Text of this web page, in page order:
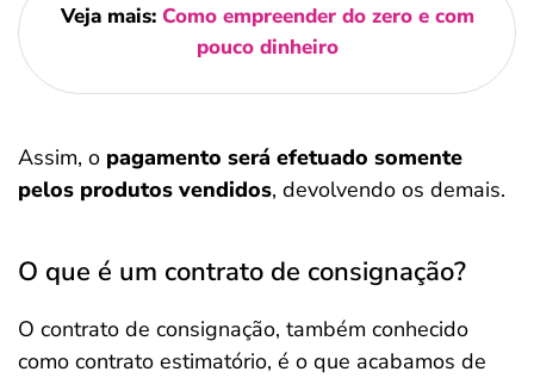
Veja mais: Como empreender do zero e com
pouco dinheiro
Assim, o pagamento será efetuado somente
pelos produtos vendidos, devolvendo os demais.
O que é um contrato de consignação?
O contrato de consignação, também conhecido
como contrato estimatório, é o que acabamos de